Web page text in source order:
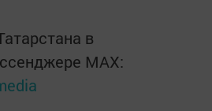
в
MАХ: